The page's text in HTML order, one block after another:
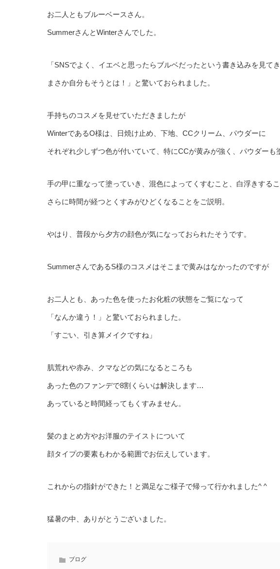
お二人ともブルーベースさん。
SummerさんとWinterさんでした。
「SNSでよく、イエベと思ったらブルベだったという書き込みを見て
まさか自分もそうとは！」と驚いておられました。
手持ちのコスメを見せていただきましたが
WinterであるO様は、日焼け止め、下地、CCクリーム、パウダーに
それぞれ少しずつ色が付いていて、特にCCが黄みが強く、パウダーも
手の甲に重なって塗っていき、混色によってくすむこと、白浮きするこ
さらに時間が経つとくすみがひどくなることをご説明。
やはり、普段から夕方の顔色が気になっておられたそうです。
SummerさんであるS様のコスメはそこまで黄みはなかったのですが
お二人とも、あった色を使ったお化粧の状態をご覧になって
「なんか違う！」と驚いておられました。
「すごい、引き算メイクですね」
肌荒れや赤み、クマなどの気になるところも
あった色のファンデで8割くらいは解決します…
あっていると時間経ってもくすみません。
髪のまとめ方やお洋服のテイストについて
顔タイプの要素もわかる範囲でお伝えしています。
これからの指針ができた！と満足なご様子で帰って行かれました^ ^
猛暑の中、ありがとうございました。
ブログ